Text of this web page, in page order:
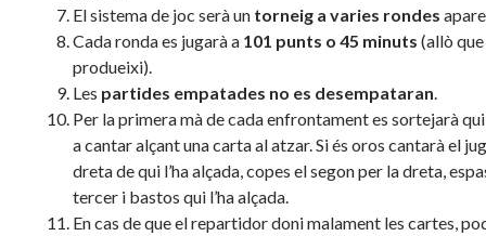
El sistema de joc serà un torneig a varies rondes
Cada ronda es jugarà a101 punts o 45 minuts (allò
produeixi).
Les partides empatades no es desempataran
Per la primera mà de cada enfrontament es sortejarà
a cantar alçant una carta al atzar. Si és oros cantarà el
dreta de qui l’ha alçada, copes el segon per la dreta,
tercer i bastos qui l’ha alçada.
En cas de que el repartidor doni malament les cartes,